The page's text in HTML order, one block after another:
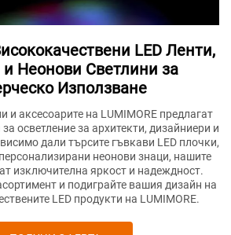
LED Ленти,
Неонови Светлини за
Използване
и аксесоарите на LUMIMORE предлагат
осветление за архитекти, дизайниери и
дали търсите гъвкави LED плочки,
неонови знаци, нашите
изключителна яркост и надеждност.
и подиграйте вашия дизайн на
LED продукти на LUMIMORE.